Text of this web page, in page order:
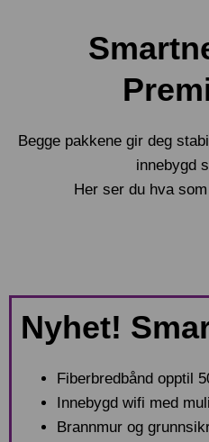
Begge pakkene gir deg
innebygd
Her ser du hva
Nyhet!
Fiberbredbånd opptil
Innebygd wifi med
Brannmur og